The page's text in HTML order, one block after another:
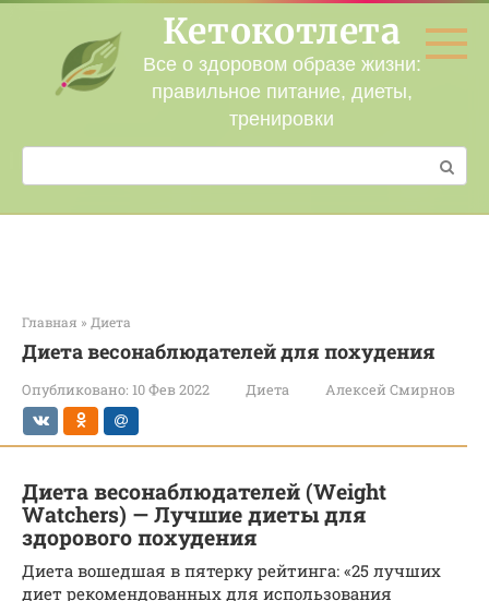
Перейти
контенту
Кетокотлета
Все о здоровом образе жизни:
правильное питание, диеты,
тренировки
Поиск:
Главная » Диета
Диета весонаблюдателей для похудения
Опубликовано: 10 Фев 2022 Диета Алексей Смирнов
Диета весонаблюдателей (Weight
Watchers) — Лучшие диеты для
здорового похудения
Диета вошедшая в пятерку рейтинга: «25 лучших
диет рекомендованных для использования